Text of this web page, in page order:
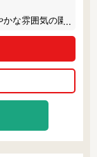
な雰囲気の園
仕事
ート
上社宅